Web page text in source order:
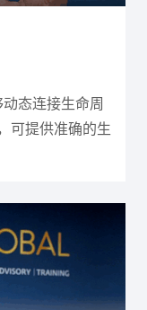
态连接生命周
可提供准确的生